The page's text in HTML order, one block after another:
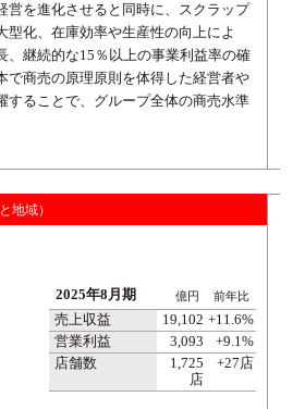
営を進化させると同時に、スクラップ
型化、在庫効率や生産性の向上によ
、継続的な15％以上の事業利益率の確
で商売の原理原則を体得した経営者や
することで、グループ全体の商売水準
地域）
2025年8月期 億円 前年比
売上収益 19,102 +11.6%
営業利益
3,093
+9.1%
店舗数
1,725
店
+27店